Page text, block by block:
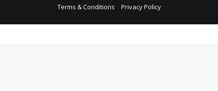
Terms & Conditions
Privacy Policy